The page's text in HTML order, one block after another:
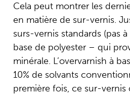
Cela peut montrer les
en matière de sur-vernis.
surs-vernis standards (pas à
base de polyester – qui
minérale. L’overvarnish à
10% de solvants
première fois, ce sur-